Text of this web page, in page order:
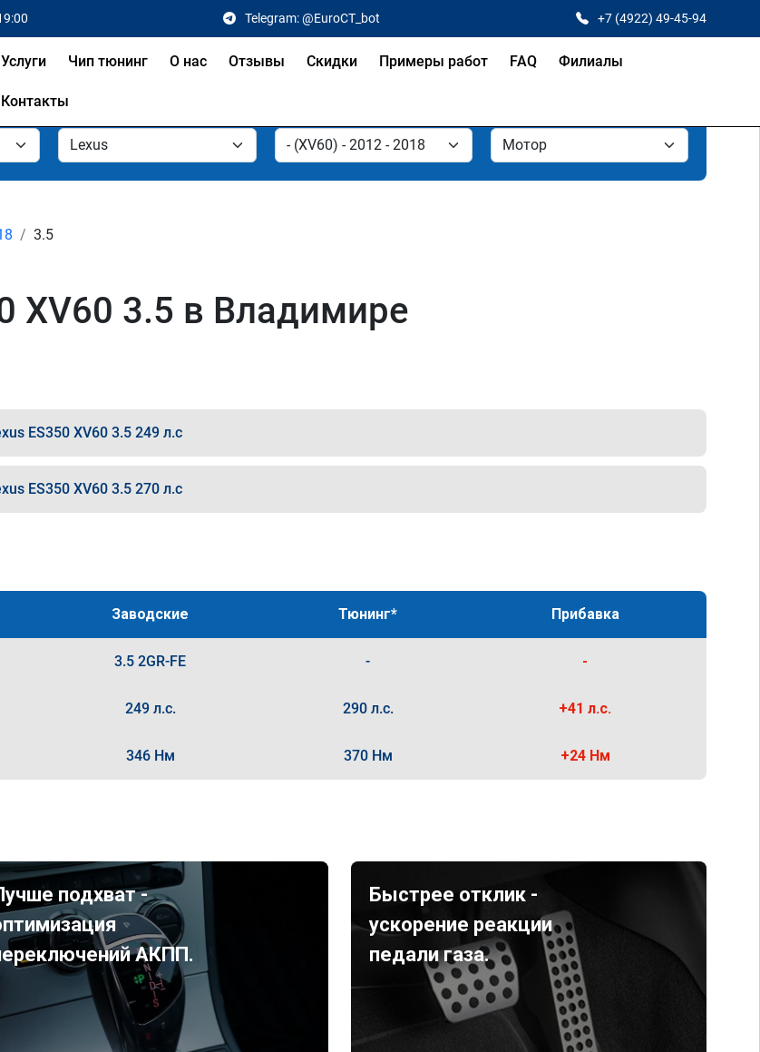
Telegram: @EuroCT_bot +7 (4922) 49-45-94
Услуги Чип тюнинг О нас Отзывы Скидки Примеры работ FAQ Филиалы
Контакты
3.5
XV60 3.5 в Владимире
ES350 XV60 3.5 249 л.с
ES350 XV60 3.5 270 л.с
Заводские Тюнинг* Прибавка
3.5 2GR-FE - -
249 л.с. 290 л.с. +41 л.с.
346 Нм 370 Нм +24 Нм
подхват -
АКПП.
Быстрее отклик -
ускорение реакции
педали газа.